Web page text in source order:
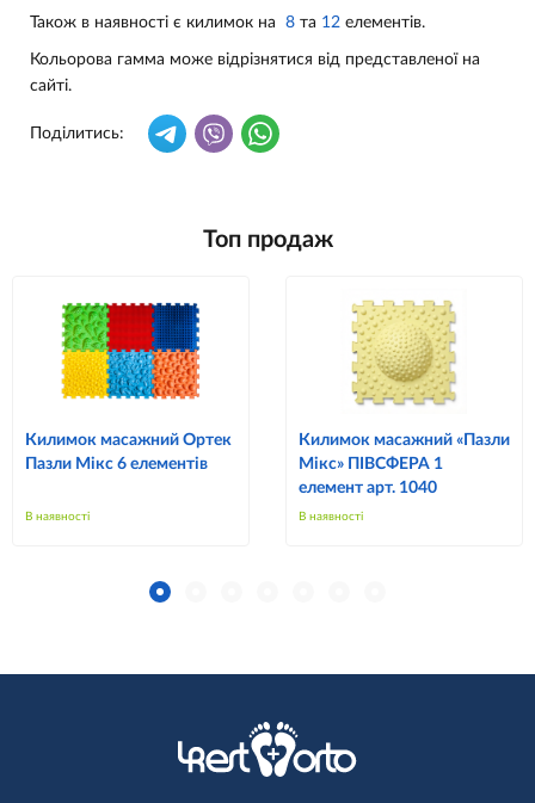
Також в наявності є килимок на 8 та 12 елементів.
Кольорова гамма може відрізнятися від представленої на
сайті.
Поділитись:
Топ продаж
Килимок масажний Ортек
Пазли Мікс 6 елементів
В наявності
Килимок масажний «Пазли
Мікс» ПІВСФЕРА 1
елемент арт. 1040
В наявності